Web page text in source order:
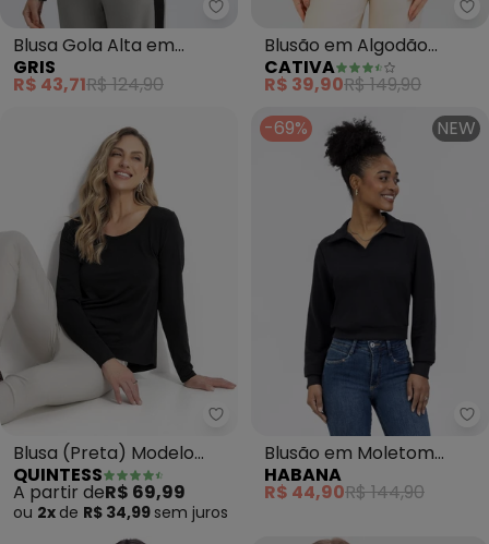
Gris - Blusa Gola Alta em
Blusa Gola Alta em
Tecido Texturizado
(Preto)
GRIS
R$ 43,71R$ 124,90
Blusão em Algodão
(Preto)
CATIVA
R$ 39,90R$ 149,90
Quintess - Blusa (Preta)
Blusa (Preta) Modelo
Mullet com Mangas
Longas
QUINTESS
A partir deR$ 69,99
ou 2x de R$ 34,99 sem juros
-69% NEW
Blusão em Moletom
(Preto)
HABANA
R$ 44,90R$ 144,90